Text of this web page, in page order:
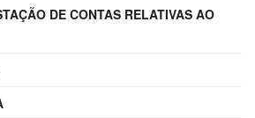
DE CONTAS RELATIVAS AO